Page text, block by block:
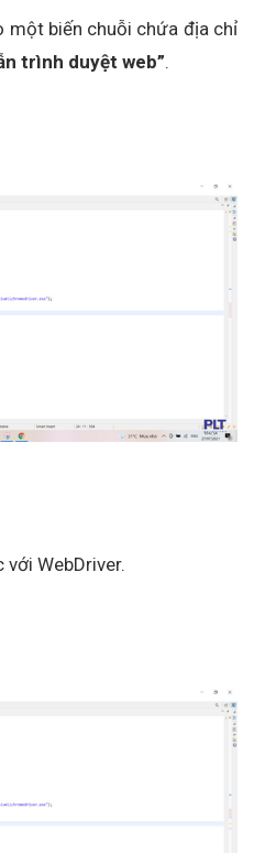
một biến chuỗi chứa địa chỉ
trình duyệt web”.
WebDriver.